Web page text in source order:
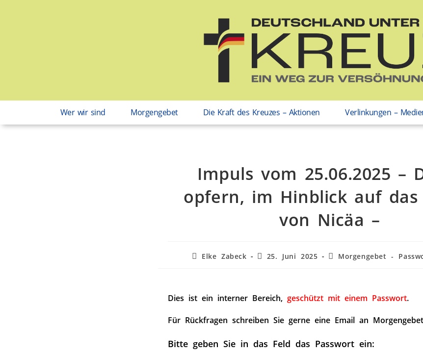
Wer wir sind Morgengebet Die Kraft des Kreuzes – Aktionen Verlinkungen –
Impuls vom 25.06.2025 –
opfern, im Hinblick auf das
von Nicäa –
Elke Zabeck 25. Juni 2025 Morgengebet -
Dies ist ein interner Bereich, geschützt mit einem Passwort.
Für Rückfragen schreiben Sie gerne eine Email an
Bitte geben Sie in das Feld das Passwort ein: